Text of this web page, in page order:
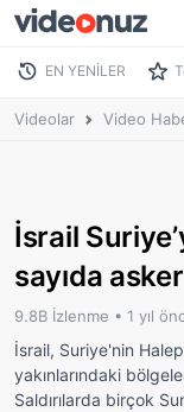
EN YENİLER
Videolar Video
İsrail
sayıda
9.8B İzlenme • 1 yıl
İsrail, Suriye'nin
yakınlarındaki
Saldırılarda birçok